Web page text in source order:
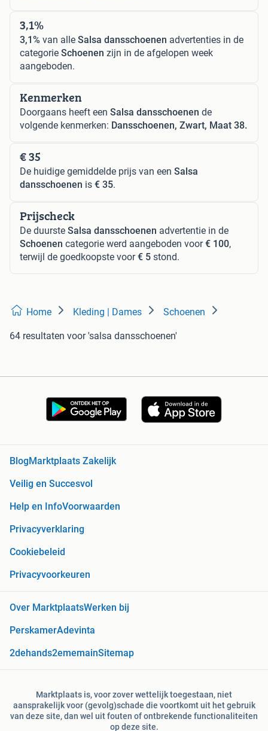
3,1%
3,1% van alle Salsa dansschoenen advertenties in de
categorie Schoenen zijn in de afgelopen week
aangeboden.
Kenmerken
Doorgaans heeft een Salsa dansschoenen de
volgende kenmerken: Dansschoenen, Zwart, Maat 38.
€ 35
De huidige gemiddelde prijs van een Salsa
dansschoenen is € 35.
Prijscheck
De duurste Salsa dansschoenen advertentie in de
Schoenen categorie werd aangeboden voor€ 100,
terwijl de goedkoopste voor€ 5 stond.
Home Kleding | Dames Schoenen
64 resultaten voor 'salsa dansschoenen'
BlogMarktplaats Zakelijk
Veilig en Succesvol
Help en InfoVoorwaarden
Privacyverklaring
Cookiebeleid
Privacyvoorkeuren
Over MarktplaatsWerken bij
PerskamerAdevinta
2dehands2ememainSitemap
Marktplaats is, voor zover wettelijk toegestaan, niet
aansprakelijk voor (gevolg)schade die voortkomt uit het gebruik
van deze site, dan wel uit fouten of ontbrekende functionaliteiten
op deze site.